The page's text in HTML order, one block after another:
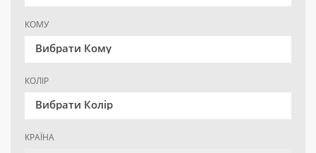
КОМУ
Вибрати Кому
КОЛІР
Вибрати Колір
КРАЇНА